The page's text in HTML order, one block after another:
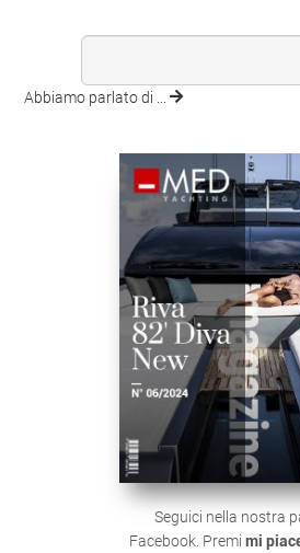
Abbiamo parlato di ...
Seguici nella nostra
Facebook. Premi mi